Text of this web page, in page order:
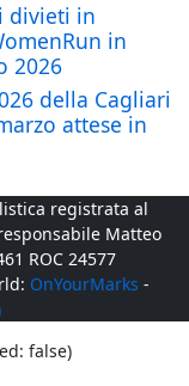
divieti in
in
2026
della Cagliari
attese in
registrata al
Matteo
ROC 24577
OnYourMarks -
false)